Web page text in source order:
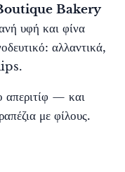
Bakery
υφή και φίνα
αλλαντικά,
απεριτίφ — και
με φίλους.